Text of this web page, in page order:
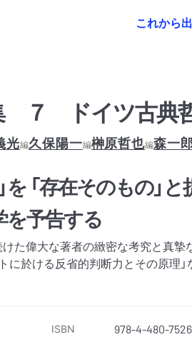
これから
７ ドイツ古典
光編久保陽一編榊原哲也編森一
を 「存在そのもの」と
を予告する
た偉大な著者の緻密な考究と真摯
に於ける反省的判断力とその原理」
ISBN 978-4-480-